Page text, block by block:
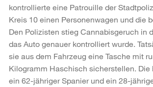
kontrollierte eine Patrouille der
Kreis 10 einen Personenwagen und die
Den Polizisten stieg Cannabisgeruch in
das Auto genauer kontrolliert wurde.
sie aus dem Fahrzeug eine Tasche mit
Kilogramm Haschisch sicherstellen. Die
ein 62-jähriger Spanier und ein 28-